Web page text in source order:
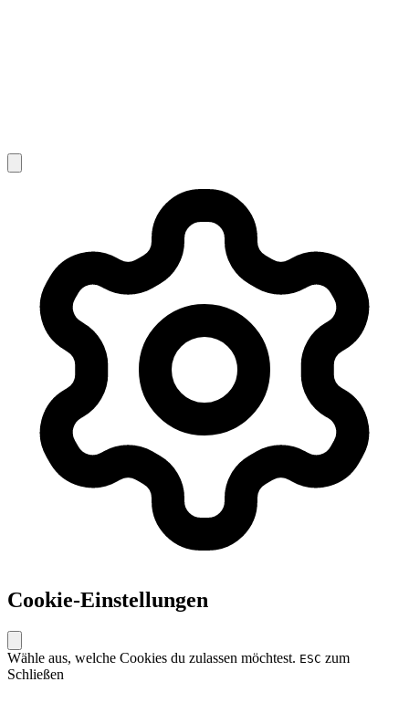
Cookie-Einstellungen
Wähle aus, welche Cookies du zulassen möchtest. ESC zum
Schließen